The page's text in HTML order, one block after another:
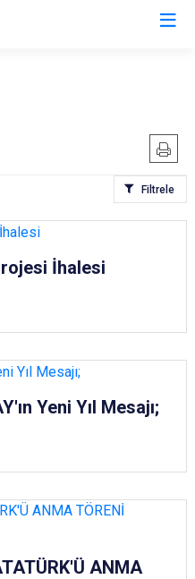
Filtrele
İhalesi
Yeni Yıl Mesajı;
ANMA